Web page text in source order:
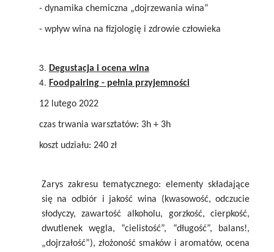
- dynamika chemiczna „dojrzewania wina”
- wpływ wina na fizjologię i zdrowie człowieka
Degustacja i ocena wina
Foodpairing - pełnia przyjemności
12 lutego 2022
czas trwania warsztatów: 3h + 3h
koszt udziału: 240 zł
Zarys zakresu tematycznego: elementy składające
się na odbiór i jakość wina (kwasowość, odczucie
słodyczy, zawartość alkoholu, gorzkość, cierpkość,
dwutlenek węgla, “cielistość”, “długość”, balans!,
„dojrzałość”), złożoność smaków i aromatów, ocena